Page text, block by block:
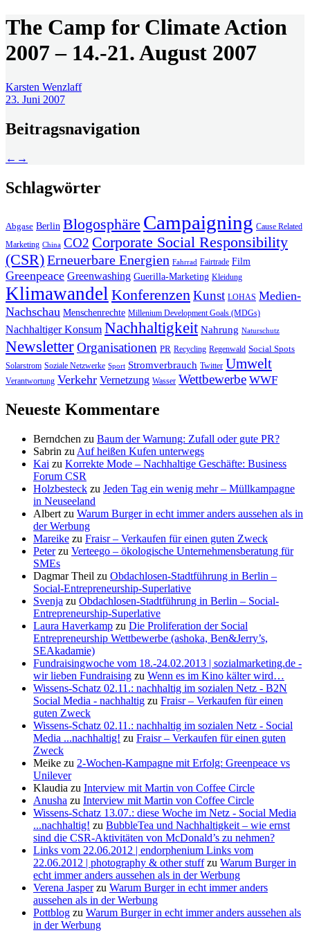
The Camp for Climate Action
2007 – 14.-21. August 2007
Karsten Wenzlaff
23. Juni 2007
Beitragsnavigation
← →
Schlagwörter
Abgase Berlin Blogosphäre Campaigning Cause Related
Marketing China CO2 Corporate Social Responsibility
(CSR)Erneuerbare Energien Fahrrad Fairtrade Film
Greenpeace Greenwashing Guerilla-Marketing Kleidung
Klimawandel Konferenzen Kunst LOHAS Medien-
Nachschau Menschenrechte Millenium Development Goals (MDGs)
Nachhaltiger Konsum Nachhaltigkeit Nahrung Naturschutz
NewsletterOrganisationen PR Recycling Regenwald Social Spots
Solarstrom Soziale Netzwerke Sport Stromverbrauch Twitter Umwelt
Verantwortung Verkehr Vernetzung Wasser Wettbewerbe WWF
Neueste Kommentare
Berndchen zu Baum der Warnung: Zufall oder gute PR?
Sabrin zu Auf heißen Kufen unterwegs
Kai zu Korrekte Mode – Nachhaltige Geschäfte: Business
Forum CSR
Holzbesteck zu Jeden Tag ein wenig mehr – Müllkampagne
in Neuseeland
Albert zu Warum Burger in echt immer anders aussehen als in
der Werbung
Mareike zu Fraisr – Verkaufen für einen guten Zweck
Peterzu Verteego – ökologische Unternehmensberatung für
SMEs
Dagmar Theil zu Obdachlosen-Stadtführung in Berlin –
Social-Entrepreneurship-Superlative
Svenja zu Obdachlosen-Stadtführung in Berlin – Social-
Entrepreneurship-Superlative
Laura Haverkamp zu Die Proliferation der Social
Entrepreneurship Wettbewerbe (ashoka, Ben&Jerry’s,
SEAkadamie)
Fundraisingwoche vom 18.-24.02.2013 | sozialmarketing.de -
wir lieben Fundraising zu Wenn es im Kino kälter wird…
Wissens-Schatz 02.11.: nachhaltig im sozialen Netz - B2N
Social Media - nachhaltig zu Fraisr – Verkaufen für einen
guten Zweck
Wissens-Schatz 02.11.: nachhaltig im sozialen Netz - Social
Media ...nachhaltig! zu Fraisr – Verkaufen für einen guten
Zweck
Meike zu 2-Wochen-Kampagne mit Erfolg: Greenpeace vs
Unilever
Klaudia zu Interview mit Martin von Coffee Circle
Anusha zu Interview mit Martin von Coffee Circle
Wissens-Schatz 13.07.: diese Woche im Netz - Social Media
...nachhaltig! zu BubbleTea und Nachhaltigkeit – wie ernst
sind die CSR-Aktivitäten von McDonald’s zu nehmen?
Links vom 22.06.2012 | endorphenium Links vom
22.06.2012 | photography & other stuffzu Warum Burger in
echt immer anders aussehen als in der Werbung
Verena Jasperzu Warum Burger in echt immer anders
aussehen als in der Werbung
Pottblog zu Warum Burger in echt immer anders aussehen als
in der Werbung